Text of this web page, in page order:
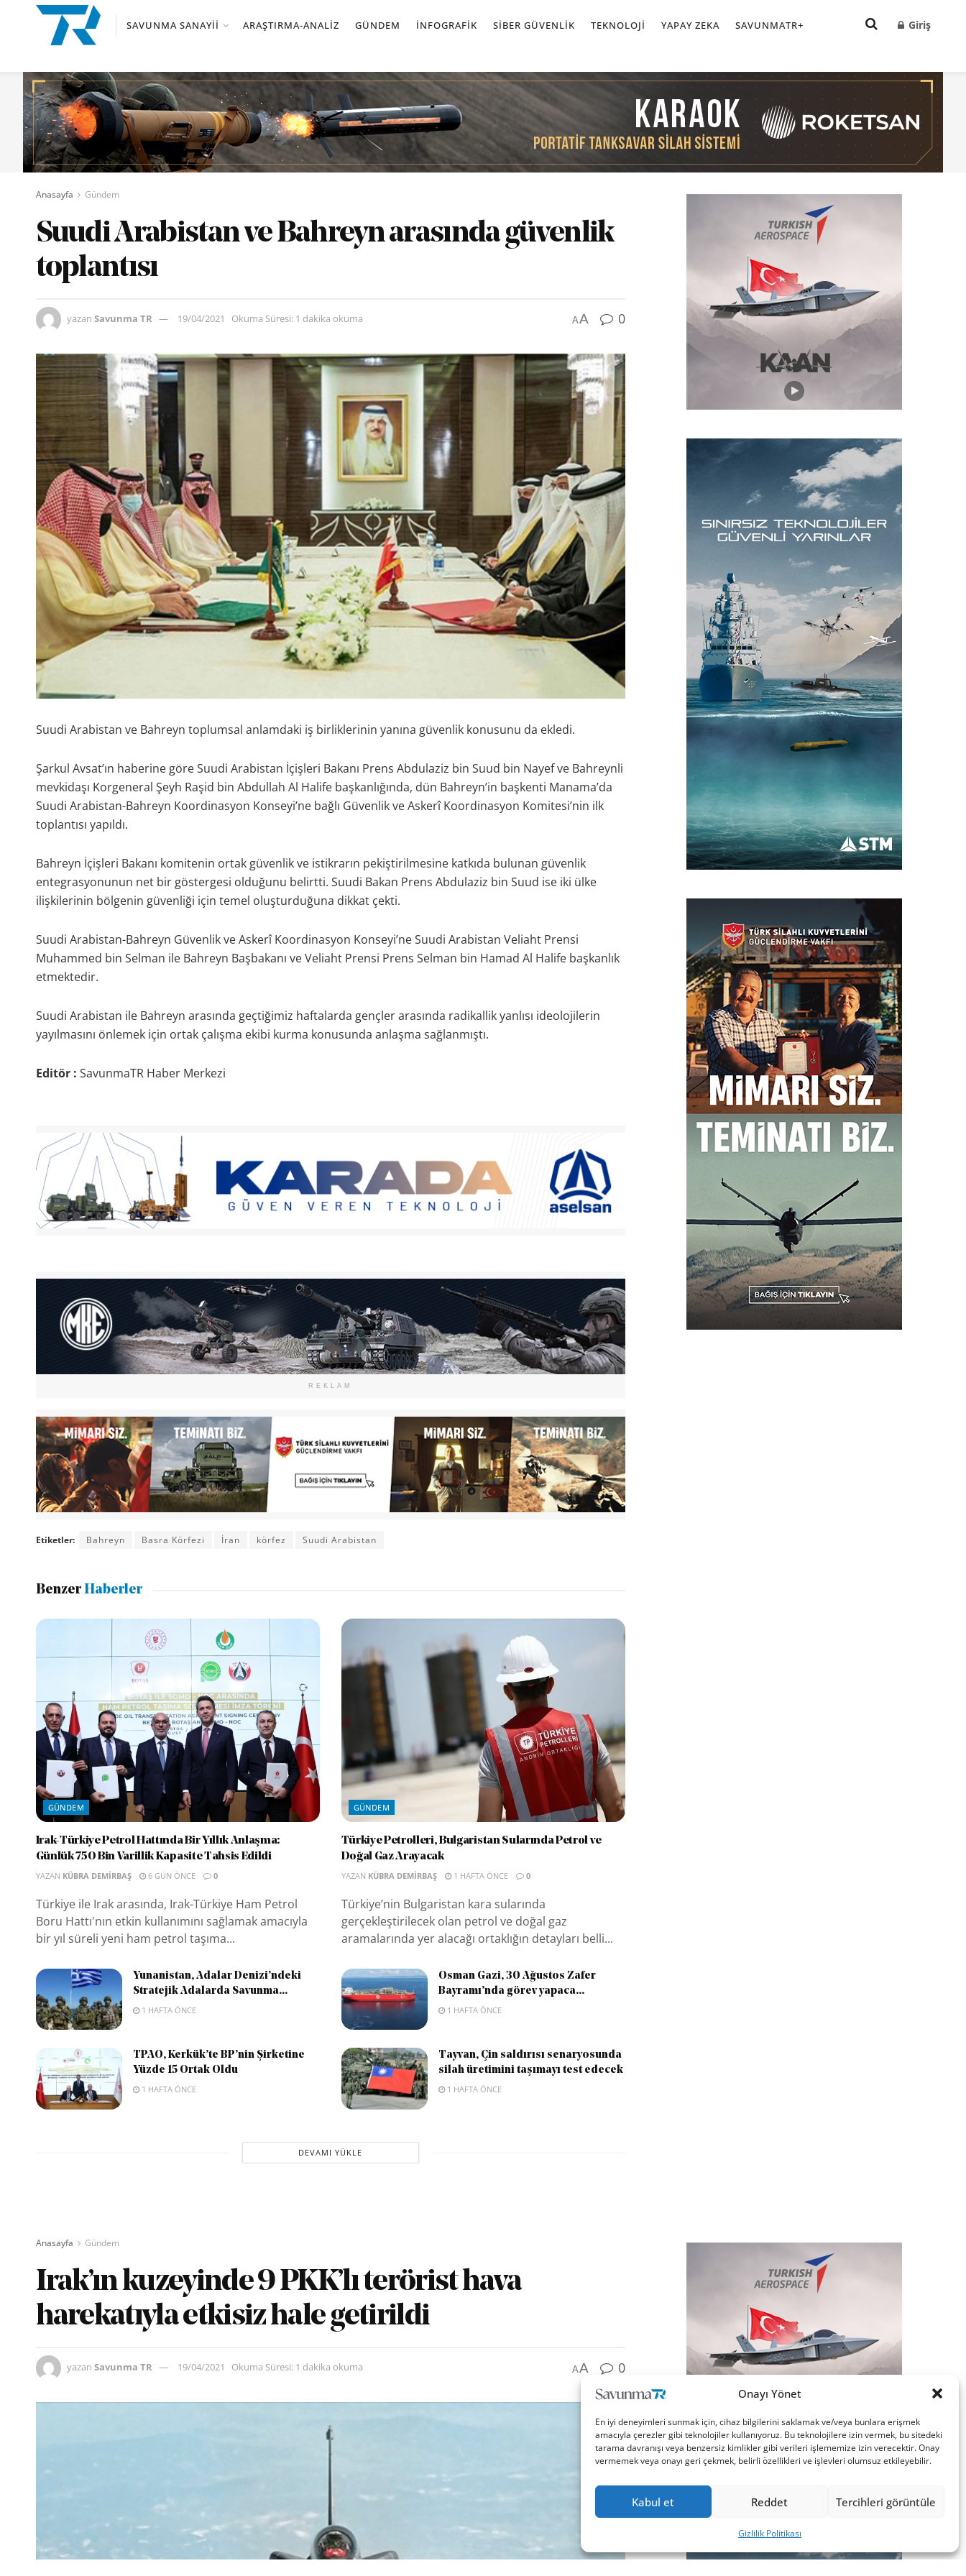
Onayı Yönet
En iyi deneyimleri sunmak için, cihaz bilgilerini saklamak ve/veya bunlara erişmek
amacıyla çerezler gibi teknolojiler kullanıyoruz. Bu teknolojilere izin vermek, bu sitedeki
tarama davranışı veya benzersiz kimlikler gibi verileri işlememize izin verecektir. Onay
vermemek veya onayı geri çekmek, belirli özellikleri ve işlevleri olumsuz etkileyebilir.
Kabul et Reddet Tercihleri görüntüle
Gizlilik Politikası
SAVUNMA SANAYII ARAŞTIRMA-ANALIZ GÜNDEM İNFOGRAFIK SIBER GÜVENLIK TEKNOLOJI YAPAY ZEKA SAVUNMATR+ Giriş
Anasayfa Gündem
Suudi Arabistan ve Bahreyn arasında güvenlik
toplantısı
yazan Savunma TR 19/04/2021 Okuma Süresi: 1 dakika okuma AA 0
Suudi Arabistan ve Bahreyn toplumsal anlamdaki iş birliklerinin yanına güvenlik konusunu da ekledi.
Şarkul Avsat’ın haberine göre Suudi Arabistan İçişleri Bakanı Prens Abdulaziz bin Suud bin Nayef ve Bahreynli
mevkidaşı Korgeneral Şeyh Raşid bin Abdullah Al Halife başkanlığında, dün Bahreyn’in başkenti Manama’da
Suudi Arabistan-Bahreyn Koordinasyon Konseyi’ne bağlı Güvenlik ve Askerî Koordinasyon Komitesi’nin ilk
toplantısı yapıldı.
Bahreyn İçişleri Bakanı komitenin ortak güvenlik ve istikrarın pekiştirilmesine katkıda bulunan güvenlik
entegrasyonunun net bir göstergesi olduğunu belirtti. Suudi Bakan Prens Abdulaziz bin Suud ise iki ülke
ilişkilerinin bölgenin güvenliği için temel oluşturduğuna dikkat çekti.
Suudi Arabistan-Bahreyn Güvenlik ve Askerî Koordinasyon Konseyi’ne Suudi Arabistan Veliaht Prensi
Muhammed bin Selman ile Bahreyn Başbakanı ve Veliaht Prensi Prens Selman bin Hamad Al Halife başkanlık
etmektedir.
Suudi Arabistan ile Bahreyn arasında geçtiğimiz haftalarda gençler arasında radikallik yanlısı ideolojilerin
yayılmasını önlemek için ortak çalışma ekibi kurma konusunda anlaşma sağlanmıştı.
Editör : SavunmaTR Haber Merkezi
REKLAM
Etiketler: Bahreyn Basra Körfezi İran körfez Suudi Arabistan
BenzerHaberler
GÜNDEM
Irak-Türkiye Petrol Hattında Bir Yıllık Anlaşma:
Günlük 750 Bin Varillik Kapasite Tahsis Edildi
YAZAN KÜBRA DEMIRBAŞ 6 GÜN ÖNCE 0
Türkiye ile Irak arasında, Irak-Türkiye Ham Petrol
Boru Hattı'nın etkin kullanımını sağlamak amacıyla
bir yıl süreli yeni ham petrol taşıma...
GÜNDEM
Türkiye Petrolleri, Bulgaristan Sularında Petrol ve
Doğal Gaz Arayacak
YAZAN KÜBRA DEMIRBAŞ 1 HAFTA ÖNCE 0
Türkiye’nin Bulgaristan kara sularında
gerçekleştirilecek olan petrol ve doğal gaz
aramalarında yer alacağı ortaklığın detayları belli...
Yunanistan, Adalar Denizi’ndeki
Stratejik Adalarda Savunma...
1 HAFTA ÖNCE
Osman Gazi, 30 Ağustos Zafer
Bayramı’nda görev yapaca...
1 HAFTA ÖNCE
TPAO, Kerkük’te BP’nin Şirketine
Yüzde 15 Ortak Oldu
1 HAFTA ÖNCE
Tayvan, Çin saldırısı senaryosunda
silah üretimini taşımayı test edecek
1 HAFTA ÖNCE
DEVAMI YÜKLE
Anasayfa Gündem
Irak’ın kuzeyinde 9 PKK’lı terörist hava
harekatıyla etkisiz hale getirildi
yazan Savunma TR 19/04/2021 Okuma Süresi: 1 dakika okuma AA 0